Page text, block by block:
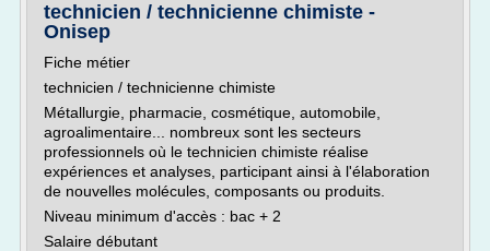
technicien / technicienne chimiste -
Onisep
Fiche métier
technicien / technicienne chimiste
Métallurgie, pharmacie, cosmétique, automobile,
agroalimentaire... nombreux sont les secteurs
professionnels où le technicien chimiste réalise
expériences et analyses, participant ainsi à l'élaboration
de nouvelles molécules, composants ou produits.
Niveau minimum d'accès : bac + 2
Salaire débutant